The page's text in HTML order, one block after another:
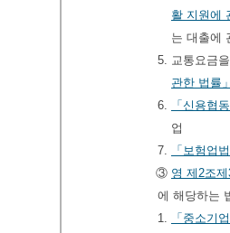
활 지원에
는 대출에
5. 교통요금
관한 법률
6.
「신용협
업
7.
「보험업
③ 영 제2조
에 해당하는
1.
「중소기